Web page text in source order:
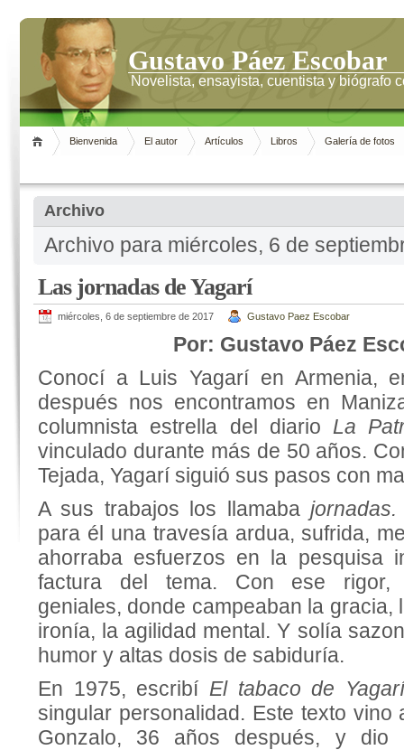
Gustavo Páez Escobar
Novelista, ensayista, cuentista y biógrafo
Bienvenida El autor Artículos Libros Galería de fotos
Archivo
Archivo para miércoles, 6 de
Las jornadas de Yagarí
miércoles, 6 de septiembre de 2017 Gustavo Paez Escobar
Por: Gustavo Páez
Conocí a Luis Yagarí en Armenia,
después nos encontramos en
columnista estrella del diario La
vinculado durante más de 50 años.
Tejada, Yagarí siguió sus pasos con
A sus trabajos los llamaba
para él una travesía ardua, sufrida,
ahorraba esfuerzos en la pesquisa
factura del tema. Con ese rigor,
geniales, donde campeaban la gracia,
ironía, la agilidad mental. Y solía
humor y altas dosis de sabiduría.
En 1975, escribí El tabaco de
singular personalidad. Este texto vino
Gonzalo, 36 años después, y dio